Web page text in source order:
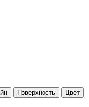
Поверхность
Цвет